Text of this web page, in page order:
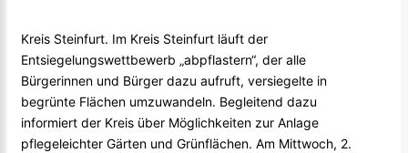
Kreis Steinfurt. Im Kreis Steinfurt läuft der
Entsiegelungswettbewerb „abpflastern“, der alle
Bürgerinnen und Bürger dazu aufruft, versiegelte in
begrünte Flächen umzuwandeln. Begleitend dazu
informiert der Kreis über Möglichkeiten zur Anlage
pflegeleichter Gärten und Grünflächen. Am Mittwoch, 2.